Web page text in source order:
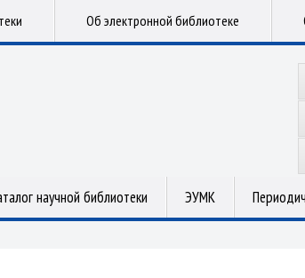
Об электронной библиотеке
научной библиотеки ЭУМК